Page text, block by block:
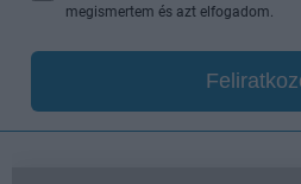
megismertem és azt elfogadom.